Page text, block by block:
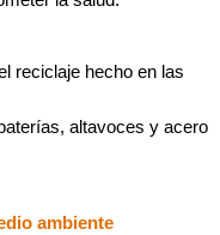
reciclaje hecho en las
altavoces y acero
ambiente